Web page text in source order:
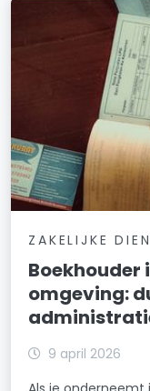
ZAKELIJKE
Boekhouder
omgeving:
9 april 2026